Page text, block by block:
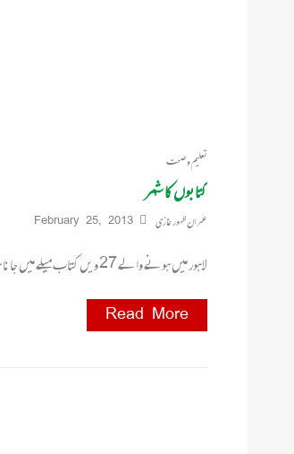
تعلیم و صحت
کتابوں کا شہر
عمران ظہور غازی February 25, 2013
لاہور میں ہونے والے 27 ویں کتاب میلے میں جانا ہوا۔ یہ کتاب میلہ دراصل لاہو رسطح کی ایک بہت
Read More